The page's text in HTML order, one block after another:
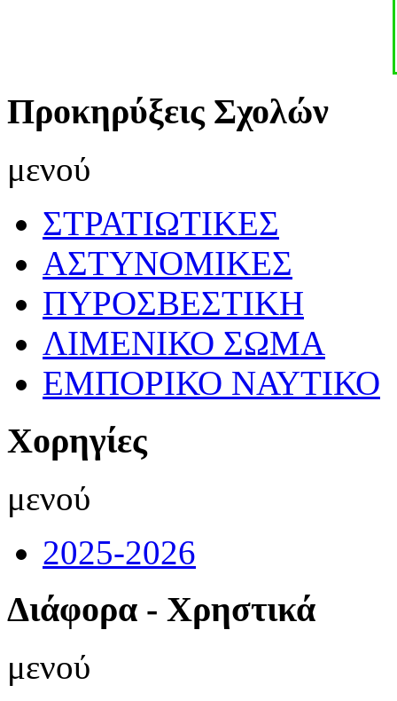
Προκηρύξεις Σχολών
μενού
ΣΤΡΑΤΙΩΤΙΚΕΣ
ΑΣΤΥΝΟΜΙΚΕΣ
ΠΥΡΟΣΒΕΣΤΙΚΗ
ΛΙΜΕΝΙΚΟ ΣΩΜΑ
ΕΜΠΟΡΙΚΟ ΝΑΥΤΙΚΟ
Χορηγίες
μενού
2025-2026
Διάφορα - Χρηστικά
μενού